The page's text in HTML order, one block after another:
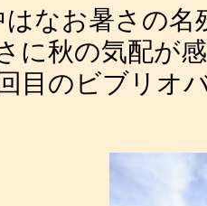
はなお暑さの
に秋の気配が
目のビブリオ